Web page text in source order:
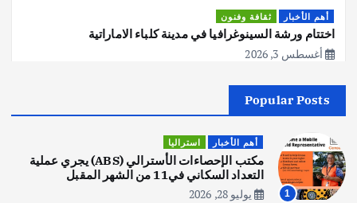
أهم الأخبار ثقافة وفنون
اختتام ورشة السينوغرافيا في مدينة كلباء الاماراتية
أغسطس 3, 2026
2
اصبح بطلاً لأستراليا بلعبة كمال الاجسام
يوليو 30, 2026
Popular Posts
1
أهم الأخبار استراليا
مكتب الإحصاءات الأسترالي (ABS) يجري عملية
التعداد السكاني في11 من الشهر المقبل
يوليو 28, 2026